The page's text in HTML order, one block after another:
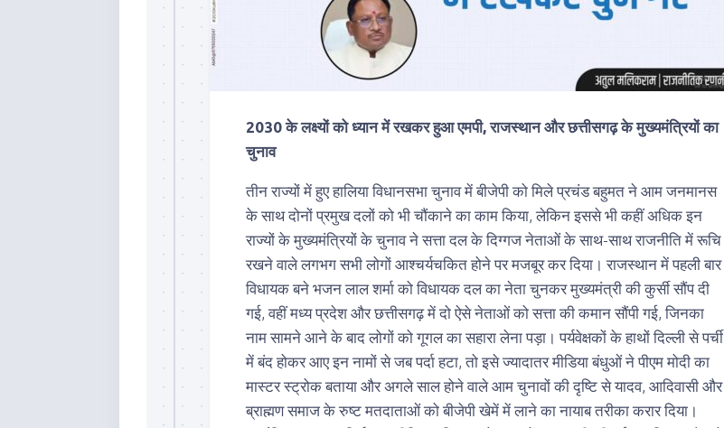
2030 के लक्ष्यों को ध्यान में रखकर हुआ एमपी, राजस्थान और छत्तीसगढ़ के मुख्यमंत्रियों का
चुनाव
तीन राज्यों में हुए हालिया विधानसभा चुनाव में बीजेपी को मिले प्रचंड बहुमत ने आम जनमानस
के साथ दोनों प्रमुख दलों को भी चौंकाने का काम किया, लेकिन इससे भी कहीं अधिक इन
राज्यों के मुख्यमंत्रियों के चुनाव ने सत्ता दल के दिग्गज नेताओं के साथ-साथ राजनीति में रूचि
रखने वाले लगभग सभी लोगों आश्चर्यचकित होने पर मजबूर कर दिया। राजस्थान में पहली बार
विधायक बने भजन लाल शर्मा को विधायक दल का नेता चुनकर मुख्यमंत्री की कुर्सी सौंप दी
गई, वहीं मध्य प्रदेश और छत्तीसगढ़ में दो ऐसे नेताओं को सत्ता की कमान सौंपी गई, जिनका
नाम सामने आने के बाद लोगों को गूगल का सहारा लेना पड़ा। पर्यवेक्षकों के हाथों दिल्ली से पर्ची
में बंद होकर आए इन नामों से जब पर्दा हटा, तो इसे ज्यादातर मीडिया बंधुओं ने पीएम मोदी का
मास्टर स्ट्रोक बताया और अगले साल होने वाले आम चुनावों की दृष्टि से यादव, आदिवासी और
ब्राह्मण समाज के रुष्ट मतदाताओं को बीजेपी खेमें में लाने का नायाब तरीका करार दिया।